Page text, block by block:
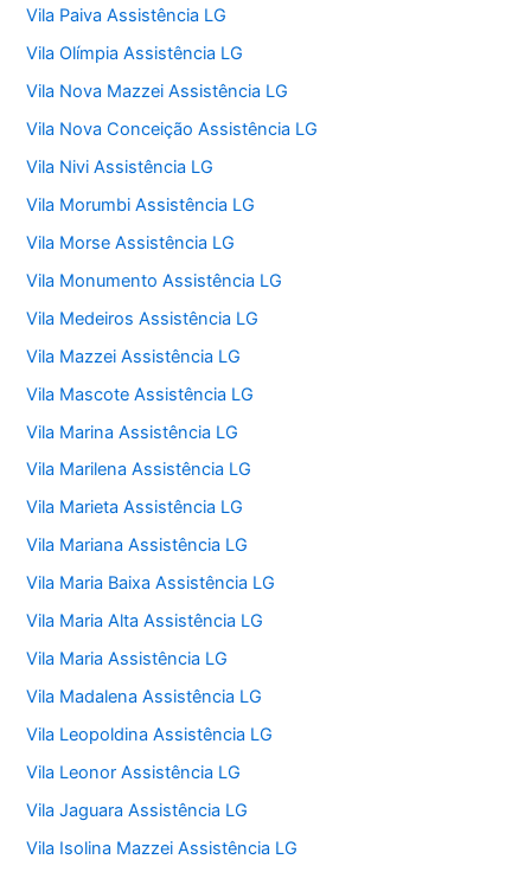
Vila Paiva Assistência LG
Vila Olímpia Assistência LG
Vila Nova Mazzei Assistência LG
Vila Nova Conceição Assistência LG
Vila Nivi Assistência LG
Vila Morumbi Assistência LG
Vila Morse Assistência LG
Vila Monumento Assistência LG
Vila Medeiros Assistência LG
Vila Mazzei Assistência LG
Vila Mascote Assistência LG
Vila Marina Assistência LG
Vila Marilena Assistência LG
Vila Marieta Assistência LG
Vila Mariana Assistência LG
Vila Maria Baixa Assistência LG
Vila Maria Alta Assistência LG
Vila Maria Assistência LG
Vila Madalena Assistência LG
Vila Leopoldina Assistência LG
Vila Leonor Assistência LG
Vila Jaguara Assistência LG
Vila Isolina Mazzei Assistência LG